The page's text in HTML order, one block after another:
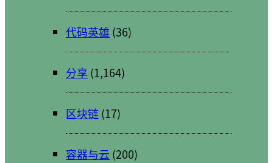
代码英雄 (36)
分享 (1,164)
区块链(17)
容器与云 (200)